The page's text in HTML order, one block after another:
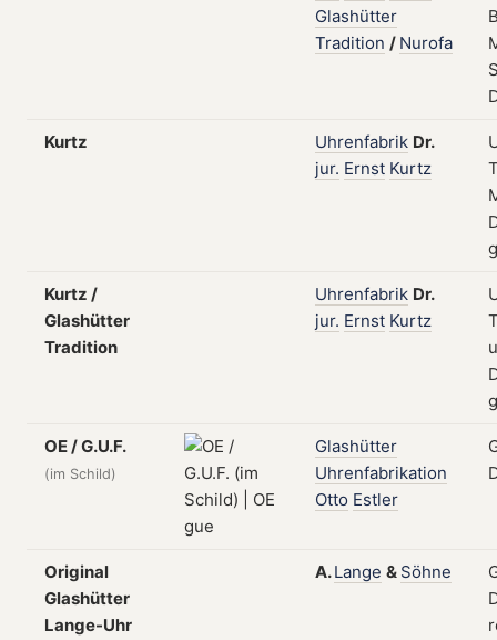
Glashütter
Tradition / Nurofa
Kurtz Uhrenfabrik Dr.
jur. Ernst Kurtz
Kurtz /
Glashütter
Tradition
Uhrenfabrik Dr.
jur. Ernst Kurtz
OE / G.U.F.
(im Schild)
Glashütter
Uhrenfabrikation
Otto Estler
Original
Glashütter
Lange-Uhr
A.Lange & Söhne